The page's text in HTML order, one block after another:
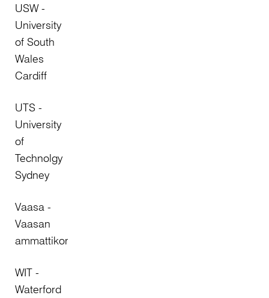
USW -
University
of South
Wales
Cardiff
UTS -
University
of
Technolgy
Sydney
Vaasa -
Vaasan
ammattikorkeakoulu
WIT -
Waterford